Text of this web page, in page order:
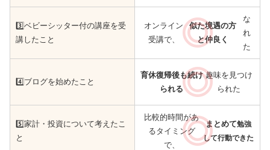
3️⃣ベビーシッター付の講座を受
講したこと
オンライン
受講で、
似た境遇の方
と仲良く
な
れ
た
4️⃣ブログを始めたこと
育休復帰後も続け
られる
趣味を見つけ
られた
5️⃣家計・投資について考えたこ
と
比較的時間があ
るタイミング
で、
まとめて勉強
して行動できた